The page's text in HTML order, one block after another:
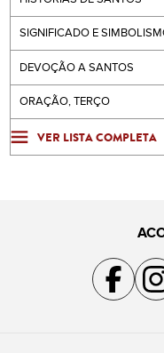
SIGNIFICADO E
DEVOÇÃO A SANTOS
ORAÇÃO, TERÇO
VER LISTA COMPLETA
Acompanhe